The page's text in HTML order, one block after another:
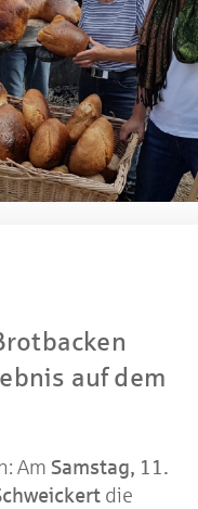
auf dem
Am Samstag, 11.
die
Jetzt
Machen Sie mit
Welches